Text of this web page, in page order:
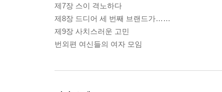
제7장 스이 격노하다
제8장 드디어 세 번째 브랜드가……
제9장 사치스러운 고민
번외편 여신들의 여자 모임